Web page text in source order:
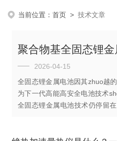
当前位置：首页 >技术文章
2026-04-15
全固态锂金属电池因其zhuo越
为下一代高能高安全电池技术
全固态锂金属电池技术仍停留